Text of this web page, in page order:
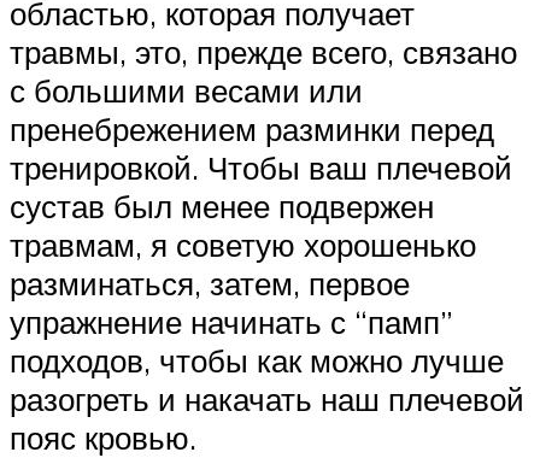
областью, которая получает
травмы, это, прежде всего, связано
с большими весами или
пренебрежением разминки перед
тренировкой. Чтобы ваш плечевой
сустав был менее подвержен
травмам, я советую хорошенько
разминаться, затем, первое
упражнение начинать с “памп”
подходов, чтобы как можно лучше
разогреть и накачать наш плечевой
пояс кровью.